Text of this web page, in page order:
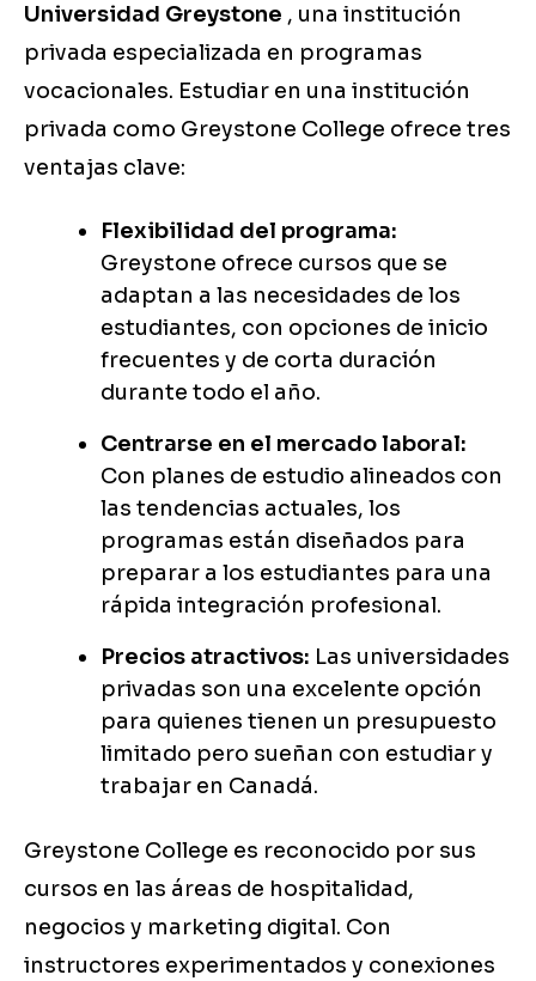
Universidad Greystone , una institución
privada especializada en programas
vocacionales. Estudiar en una institución
privada como Greystone College ofrece tres
ventajas clave:
Flexibilidad del programa:
Greystone ofrece cursos que se
adaptan a las necesidades de los
estudiantes, con opciones de inicio
frecuentes y de corta duración
durante todo el año.
Centrarse en el mercado laboral:
Con planes de estudio alineados con
las tendencias actuales, los
programas están diseñados para
preparar a los estudiantes para una
rápida integración profesional.
Precios atractivos: Las universidades
privadas son una excelente opción
para quienes tienen un presupuesto
limitado pero sueñan con estudiar y
trabajar en Canadá.
Greystone College es reconocido por sus
cursos en las áreas de hospitalidad,
negocios y marketing digital. Con
instructores experimentados y conexiones